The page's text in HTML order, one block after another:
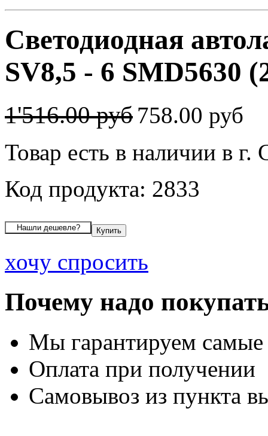
Светодиодная
SV8,5 - 6 SMD5630
1'516.00 руб 758.00 руб
Товар есть в наличии в г.
Код продукта: 2833
хочу спросить
Почему надо
Мы гарантируем
Оплата при получении
Самовывоз из пункта